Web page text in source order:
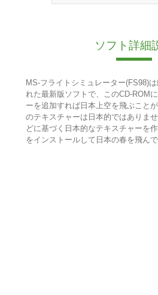
ソフト詳細
MS-フライトシミュレーター(FS98)
れた最新版ソフトで、このCD-ROM
ーを追加すれば日本上空を飛ぶこと
のテキスチャーは日本的ではありま
どに基づく日本的なテキスチャーを
をインストールして日本の春を飛んで